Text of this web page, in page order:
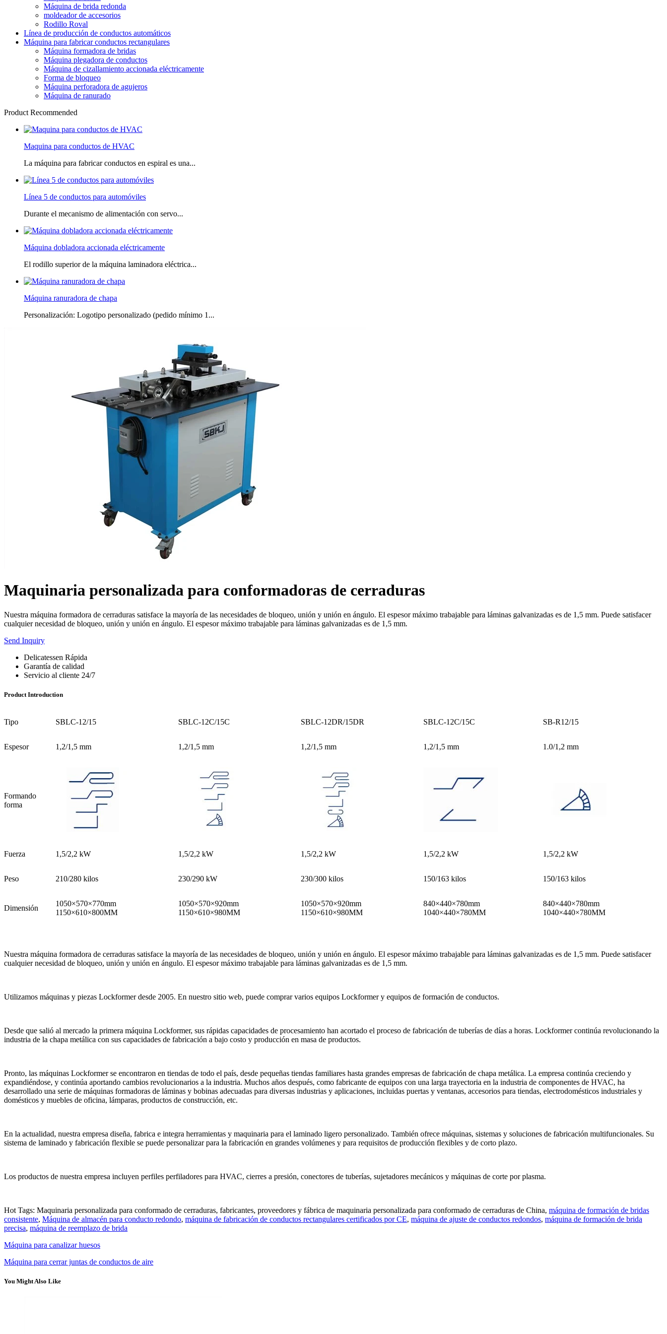
Máquina de brida redonda
moldeador de accesorios
Rodillo Roval
Línea de producción de conductos automáticos
Máquina para fabricar conductos rectangulares
Máquina formadora de bridas
Máquina plegadora de conductos
Máquina de cizallamiento accionada eléctricamente
Forma de bloqueo
Máquina perforadora de agujeros
Máquina de ranurado
Product Recommended
Maquina para conductos de HVAC
La máquina para fabricar conductos en espiral es una...
Línea 5 de conductos para automóviles
Durante el mecanismo de alimentación con servo...
Máquina dobladora accionada eléctricamente
El rodillo superior de la máquina laminadora eléctrica...
Máquina ranuradora de chapa
Personalización: Logotipo personalizado (pedido mínimo 1...
Maquinaria personalizada para conformadoras de cerraduras
Nuestra máquina formadora de cerraduras satisface la mayoría de las necesidades de bloqueo, unión y unión en ángulo. El espesor máximo trabajable para láminas galvanizadas es de 1,5 mm. Puede satisfacer
cualquier necesidad de bloqueo, unión y unión en ángulo. El espesor máximo trabajable para láminas galvanizadas es de 1,5 mm.
Send Inquiry
Delicatessen Rápida
Garantía de calidad
Servicio al cliente 24/7
Product Introduction
Tipo SBLC-12/15 SBLC-12C/15C SBLC-12DR/15DR SBLC-12C/15C SB-R12/15
Espesor 1,2/1,5 mm 1,2/1,5 mm 1,2/1,5 mm 1,2/1,5 mm 1.0/1,2 mm
Formando
forma
Fuerza 1,5/2,2 kW 1,5/2,2 kW 1,5/2,2 kW 1,5/2,2 kW 1,5/2,2 kW
Peso 210/280 kilos 230/290 kW 230/300 kilos 150/163 kilos 150/163 kilos
Dimensión
1050×570×770mm
1150×610×800MM
1050×570×920mm
1150×610×980MM
1050×570×920mm
1150×610×980MM
840×440×780mm
1040×440×780MM
840×440×780mm
1040×440×780MM
Nuestra máquina formadora de cerraduras satisface la mayoría de las necesidades de bloqueo, unión y unión en ángulo. El espesor máximo trabajable para láminas galvanizadas es de 1,5 mm. Puede satisfacer
cualquier necesidad de bloqueo, unión y unión en ángulo. El espesor máximo trabajable para láminas galvanizadas es de 1,5 mm.
Utilizamos máquinas y piezas Lockformer desde 2005. En nuestro sitio web, puede comprar varios equipos Lockformer y equipos de formación de conductos.
Desde que salió al mercado la primera máquina Lockformer, sus rápidas capacidades de procesamiento han acortado el proceso de fabricación de tuberías de días a horas. Lockformer continúa revolucionando la
industria de la chapa metálica con sus capacidades de fabricación a bajo costo y producción en masa de productos.
Pronto, las máquinas Lockformer se encontraron en tiendas de todo el país, desde pequeñas tiendas familiares hasta grandes empresas de fabricación de chapa metálica. La empresa continúa creciendo y
expandiéndose, y continúa aportando cambios revolucionarios a la industria. Muchos años después, como fabricante de equipos con una larga trayectoria en la industria de componentes de HVAC, ha
desarrollado una serie de máquinas formadoras de láminas y bobinas adecuadas para diversas industrias y aplicaciones, incluidas puertas y ventanas, accesorios para tiendas, electrodomésticos industriales y
domésticos y muebles de oficina, lámparas, productos de construcción, etc.
En la actualidad, nuestra empresa diseña, fabrica e integra herramientas y maquinaria para el laminado ligero personalizado. También ofrece máquinas, sistemas y soluciones de fabricación multifuncionales. Su
sistema de laminado y fabricación flexible se puede personalizar para la fabricación en grandes volúmenes y para requisitos de producción flexibles y de corto plazo.
Los productos de nuestra empresa incluyen perfiles perfiladores para HVAC, cierres a presión, conectores de tuberías, sujetadores mecánicos y máquinas de corte por plasma.
Hot Tags: Maquinaria personalizada para conformado de cerraduras, fabricantes, proveedores y fábrica de maquinaria personalizada para conformado de cerraduras de China, máquina de formación de bridas
consistente, Máquina de almacén para conducto redondo, máquina de fabricación de conductos rectangulares certificados por CE, máquina de ajuste de conductos redondos, máquina de formación de brida
precisa, máquina de reemplazo de brida
Máquina para canalizar huesos
Máquina para cerrar juntas de conductos de aire
You Might Also Like